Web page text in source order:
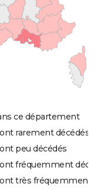
ce département
rarement décédés
peu décédés
fréquemment
très fréquemment